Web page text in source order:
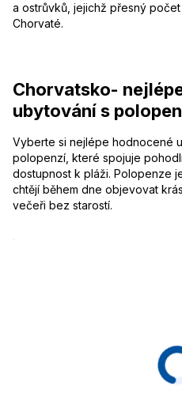
a ostrůvků, jejichž přesný
Chorvaté.
Chorvatsko-
ubytování s
Vyberte si nejlépe hodnocené
polopenzí, které spojuje
dostupnost k pláži. Polopenze
chtějí během dne objevovat
večeři bez starostí.